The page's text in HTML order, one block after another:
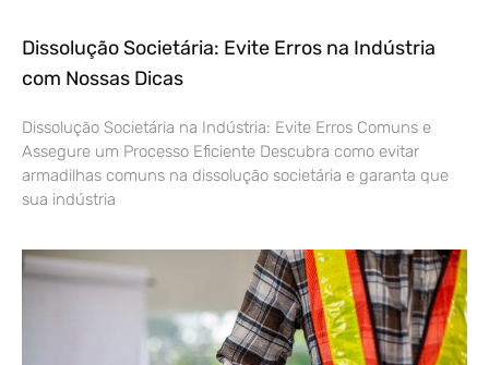
Dissolução Societária: Evite Erros na Indústria
com Nossas Dicas
Dissolução Societária na Indústria: Evite Erros Comuns e
Assegure um Processo Eficiente Descubra como evitar
armadilhas comuns na dissolução societária e garanta que
sua indústria